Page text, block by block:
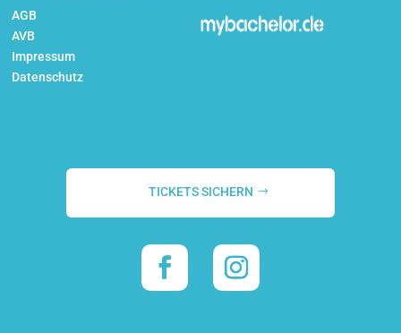
AGB
AVB
Impressum
Datenschutz
TICKETS SICHERN